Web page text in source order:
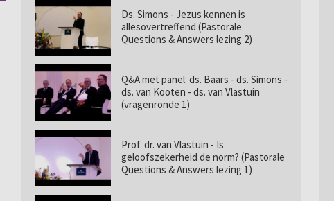
Ds. Simons - Jezus kennen is
allesovertreffend (Pastorale
Questions & Answers lezing 2)
Q&A met panel: ds. Baars - ds. Simons -
ds. van Kooten - ds. van Vlastuin
(vragenronde 1)
Prof. dr. van Vlastuin - Is
geloofszekerheid de norm? (Pastorale
Questions & Answers lezing 1)